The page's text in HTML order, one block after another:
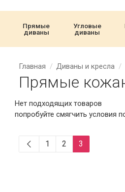
Прямые
диваны
Угловые
диваны
Главная Диваны и кресла
Прямые
Нет подходящих товаров
попробуйте смягчить условия
1 2 3